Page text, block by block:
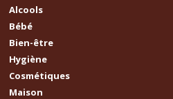
Alcools
Bébé
Bien-être
Hygiène
Cosmétiques
Maison